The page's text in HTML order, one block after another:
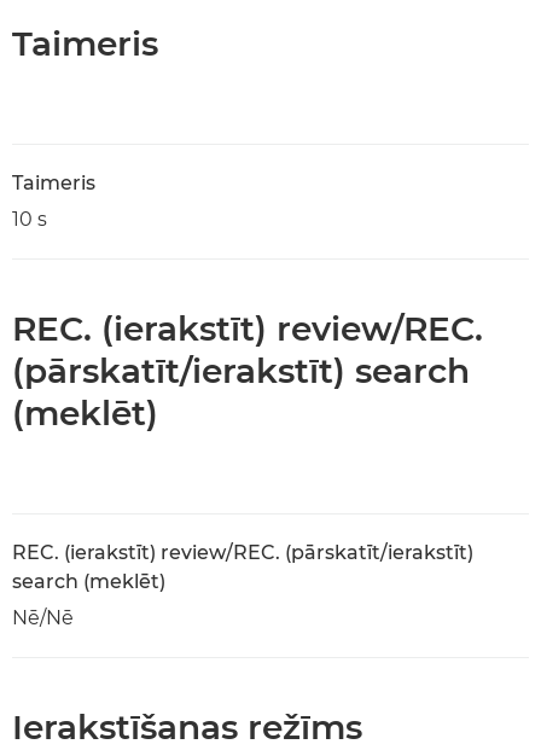
Taimeris
Taimeris
10 s
REC. (ierakstīt) review/REC.
(pārskatīt/ierakstīt) search
(meklēt)
REC. (ierakstīt) review/REC. (pārskatīt/ierakstīt)
search (meklēt)
Nē/Nē
Ierakstīšanas režīms